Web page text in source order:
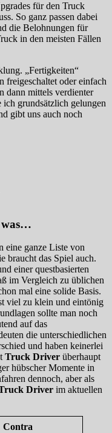
für den Truck
So ganz passen dabei
die Belohnungen für
in den meisten Fällen
„Fertigkeiten“
freigeschaltet oder einfach
dann mittels verdienter
grundsätzlich gelungen
gibt uns auch noch
was…
eine ganze Liste von
braucht das Spiel auch.
einer questbasierten
im Vergleich zu üblichen
mal eine solide Basis.
viel zu klein und eintönig
sollte man noch
auf das
die unterschiedlichen
und haben keinerlei
Truck Driver überhaupt
hübscher Momente in
dennoch, aber als
Driver im aktuellen
Contra